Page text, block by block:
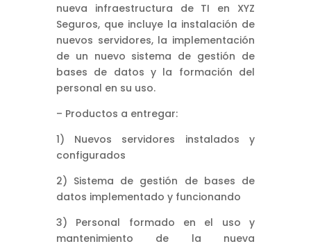
nueva infraestructura de TI en XYZ
Seguros, que incluye la instalación de
nuevos servidores, la implementación
de un nuevo sistema de gestión de
bases de datos y la formación del
personal en su uso.
– Productos a entregar:
1) Nuevos servidores instalados y
configurados
2) Sistema de gestión de bases de
datos implementado y funcionando
3) Personal formado en el uso y
mantenimiento de la nueva